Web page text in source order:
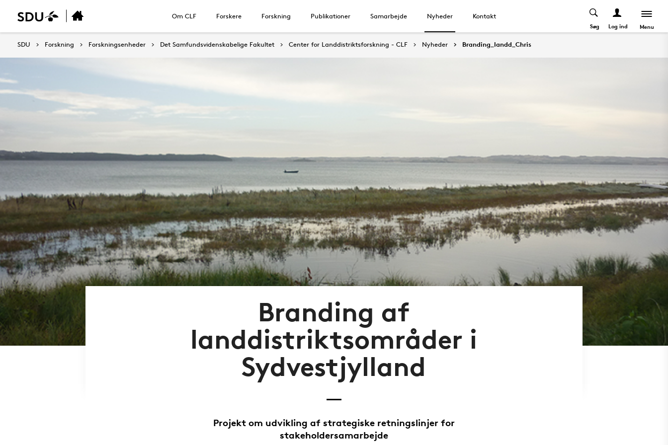
Om CLF Forskere Forskning Publikationer Samarbejde Nyheder Kontakt
Søg Log ind Menu
SDU Forskning Forskningsenheder Det Samfundsvidenskabelige Fakultet Center for Landdistriktsforskning - CLF Nyheder Branding_landd_Chris
Branding af
landdistriktsområder i
Sydvestjylland
Projekt om udvikling af strategiske retningslinjer for
stakeholdersamarbejde